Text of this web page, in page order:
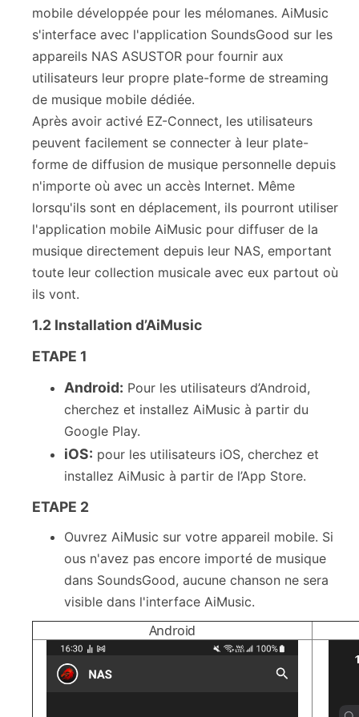
mobile développée pour les mélomanes. AiMusic
s'interface avec l'application SoundsGood sur les
appareils NAS ASUSTOR pour fournir aux
utilisateurs leur propre plate-forme de streaming
de musique mobile dédiée.
Après avoir activé EZ-Connect, les utilisateurs
peuvent facilement se connecter à leur plate-
forme de diffusion de musique personnelle depuis
n'importe où avec un accès Internet. Même
lorsqu'ils sont en déplacement, ils pourront utiliser
l'application mobile AiMusic pour diffuser de la
musique directement depuis leur NAS, emportant
toute leur collection musicale avec eux partout où
ils vont.
1.2 Installation d’AiMusic
ETAPE 1
Android: Pour les utilisateurs d’Android,
cherchez et installez AiMusic à partir du
Google Play.
iOS: pour les utilisateurs iOS, cherchez et
installez AiMusic à partir de l’App Store.
ETAPE 2
Ouvrez AiMusic sur votre appareil mobile. Si
ous n'avez pas encore importé de musique
dans SoundsGood, aucune chanson ne sera
visible dans l'interface AiMusic.
Android